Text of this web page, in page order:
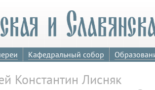
Кафедральный собор
Константин Лисняк